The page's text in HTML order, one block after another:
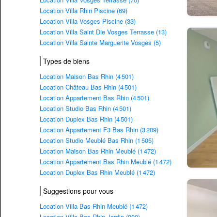
Location Villa Rhin Piscine (69)
Location Villa Vosges Piscine (33)
Location Villa Saint Die Vosges Terrasse (13)
Location Villa Sainte Marguerite Vosges (5)
Types de biens
Location Maison Bas Rhin (4 501)
Location Château Bas Rhin (4 501)
Location Appartement Bas Rhin (4 501)
Location Studio Bas Rhin (4 501)
Location Duplex Bas Rhin (4 501)
Location Appartement F3 Bas Rhin (3 209)
Location Studio Meublé Bas Rhin (1 505)
Location Maison Bas Rhin Meublé (1 472)
Location Appartement Bas Rhin Meublé (1 472)
Location Duplex Bas Rhin Meublé (1 472)
Suggestions pour vous
Location Villa Bas Rhin Meublé (1 472)